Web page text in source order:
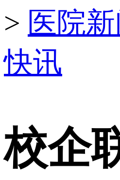
> 医院新
快讯
校企